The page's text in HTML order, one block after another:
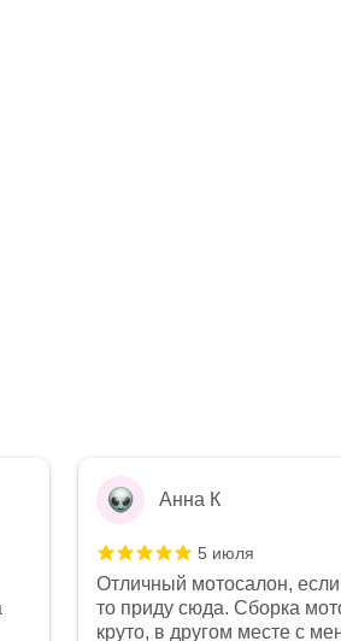
Анна К
5 июля
Отличный мотосалон,
то приду сюда. Сборка
круто, в другом месте с